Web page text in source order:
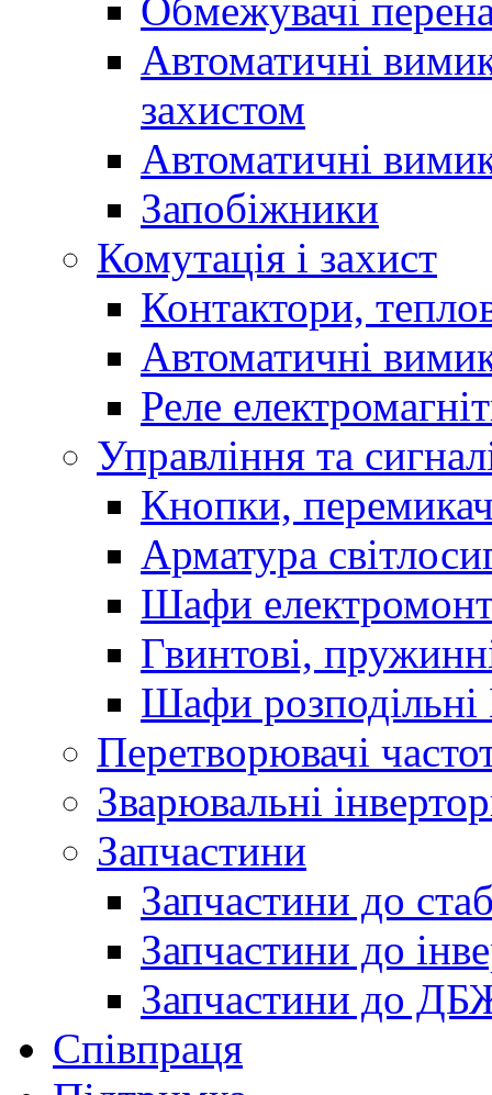
Обмежувачі
Автоматичні
захистом
Автоматичні
Запобіжники
Комутація і захист
Контактори,
Автоматичні
Реле
Управління та
Кнопки,
Арматура
Шафи
Гвинтові,
Шафи розподільні
Перетворювачі
Зварювальні
Запчастини
Запчастини до
Запчастини до
Запчастини до
Співпраця